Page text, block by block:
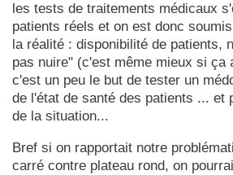
les tests de traitements médicaux
patients réels et on est donc
la réalité : disponibilité de patients,
pas nuire" (c'est même mieux si ça
c'est un peu le but de tester un
de l'état de santé des patients ... et
de la situation...
Bref si on rapportait notre
carré contre plateau rond, on